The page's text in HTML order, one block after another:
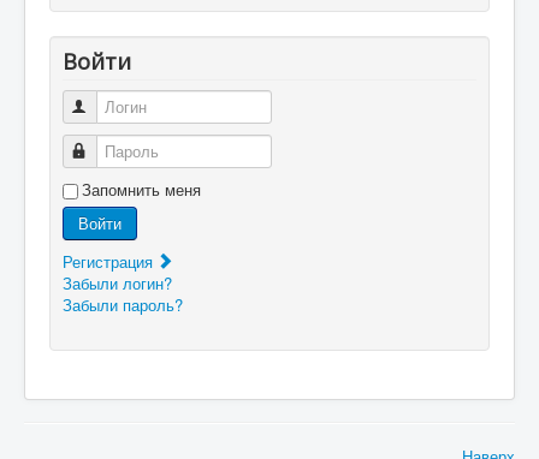
Войти
Логин
Пароль
Запомнить меня
Войти
Регистрация
Забыли логин?
Забыли пароль?